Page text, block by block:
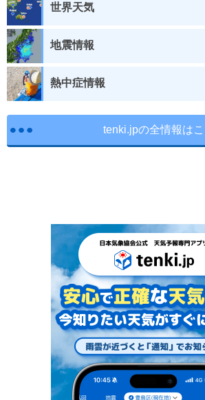
世界天気
地震情報
熱中症情報
tenki.jpの全情報は